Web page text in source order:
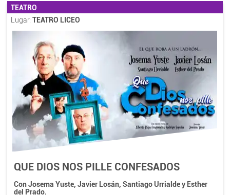
TEATRO
Lugar: TEATRO LICEO
QUE DIOS NOS PILLE CONFESADOS
Con Josema Yuste, Javier Losán, Santiago Urrialde y Esther
del Prado.